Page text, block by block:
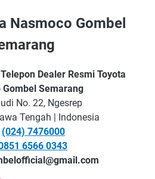
Nasmoco Gombel
Dealer Resmi Toyota
Gombel Semarang
No. 22, Ngesrep
Tengah | Indonesia
(024) 7476000
6566 0343